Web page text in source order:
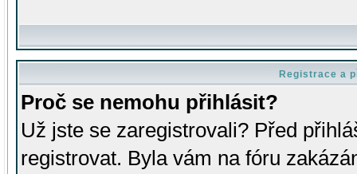
Registrace a
Proč se nemohu přihlásit?
Už jste se zaregistrovali? Před
registrovat. Byla vám na fóru